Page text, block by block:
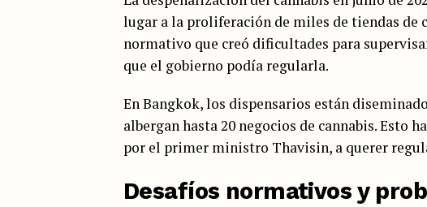
lugar a la proliferación de miles de tiendas de
normativo que creó dificultades para
que el gobierno podía regularla.
En Bangkok, los dispensarios están
albergan hasta 20 negocios de cannabis.
por el primer ministro Thavisin, a querer
Desafíos normativos y